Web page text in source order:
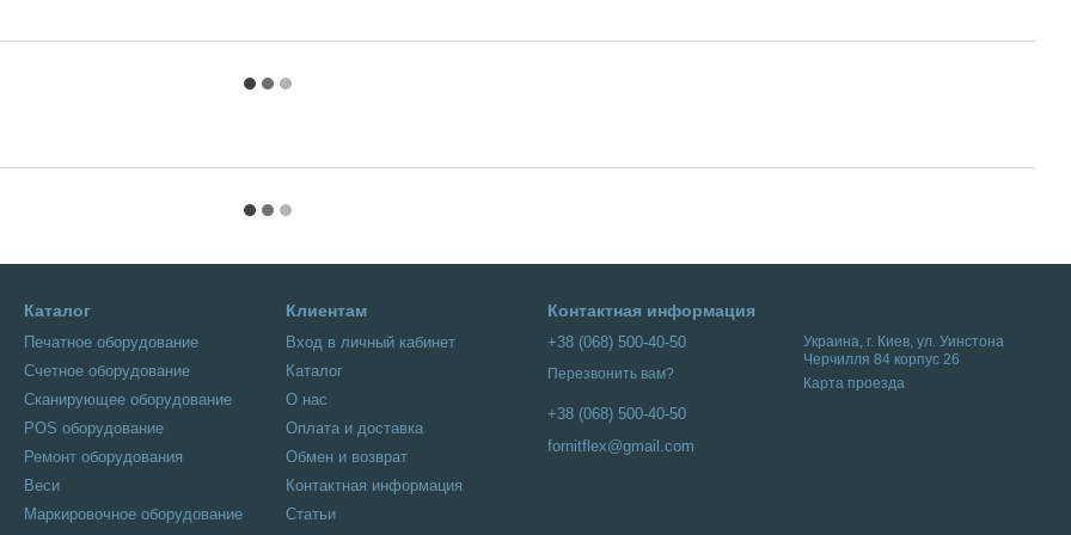
Каталог
Печатное оборудование
Счетное оборудование
Сканирующее оборудование
POS оборудование
Ремонт оборудования
Веси
Маркировочное оборудование
Клиентам
Вход в личный кабинет
Каталог
О нас
Оплата и доставка
Обмен и возврат
Контактная информация
Статьи
Контактная информация
+38 (068) 500-40-50
Перезвонить вам?
+38 (068) 500-40-50
fornitflex@gmail.com
Украина, г. Киев, ул. Уинстона
Черчилля 84 корпус 26
Карта проезда